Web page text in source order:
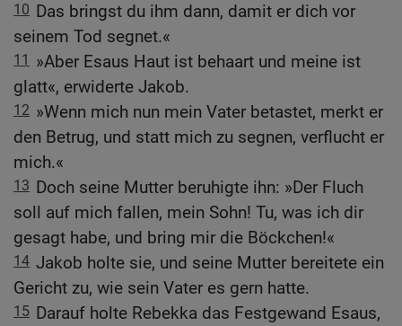
10 Das bringst du ihm dann, damit er dich vor
seinem Tod segnet.«
11
»Aber Esaus Haut ist behaart und meine ist
glatt«, erwiderte Jakob.
12 »Wenn mich nun mein Vater betastet, merkt er
den Betrug, und statt mich zu segnen, verflucht er
mich.«
13 Doch seine Mutter beruhigte ihn: »Der Fluch
soll auf mich fallen, mein Sohn! Tu, was ich dir
gesagt habe, und bring mir die Böckchen!«
14 Jakob holte sie, und seine Mutter bereitete ein
Gericht zu, wie sein Vater es gern hatte.
15 Darauf holte Rebekka das Festgewand Esaus,